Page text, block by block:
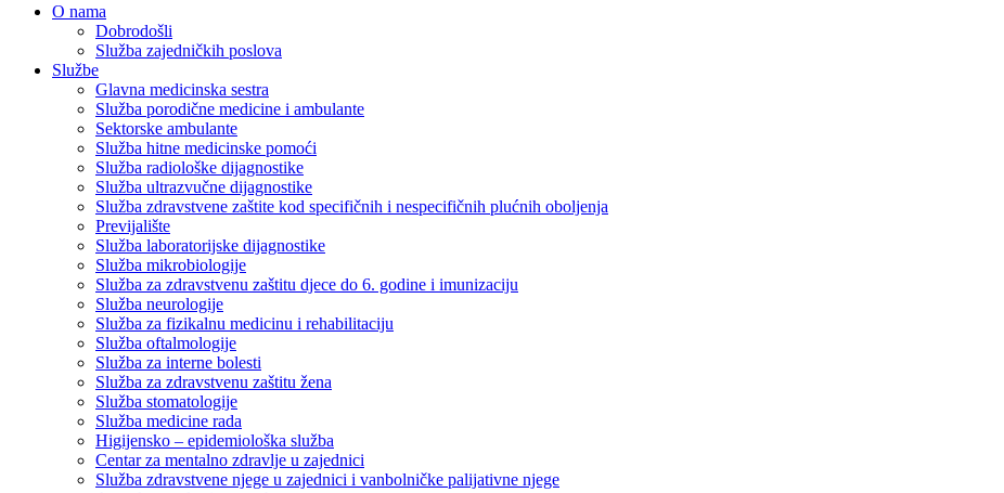
O nama
Dobrodošli
Služba zajedničkih poslova
Službe
Glavna medicinska sestra
Služba porodične medicine i ambulante
Sektorske ambulante
Služba hitne medicinske pomoći
Služba radiološke dijagnostike
Služba ultrazvučne dijagnostike
Služba zdravstvene zaštite kod specifičnih i nespecifičnih plućnih oboljenja
Previjalište
Služba laboratorijske dijagnostike
Služba mikrobiologije
Služba za zdravstvenu zaštitu djece do 6. godine i imunizaciju
Služba neurologije
Služba za fizikalnu medicinu i rehabilitaciju
Služba oftalmologije
Služba za interne bolesti
Služba za zdravstvenu zaštitu žena
Služba stomatologije
Služba medicine rada
Higijensko – epidemiološka služba
Centar za mentalno zdravlje u zajednici
Služba zdravstvene njege u zajednici i vanbolničke palijativne njege